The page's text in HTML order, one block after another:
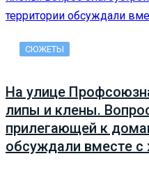
СЮЖЕТЫ
На улице
липы и клены.
прилегающей к
обсуждали вместе с